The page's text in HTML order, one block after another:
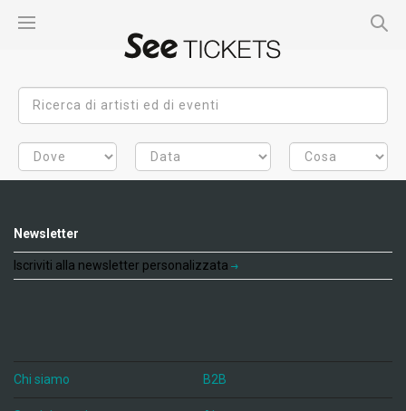
Newsletter
Iscriviti alla newsletter personalizzata
Chi siamo B2B